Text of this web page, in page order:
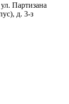
Партизана
д. 3-з